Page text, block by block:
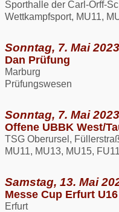
Sporthalle der Carl-Orff-
Wettkampfsport, MU11,
Sonntag, 7. Mai
Dan Prüfung
Marburg
Prüfungswesen
Sonntag, 7. Mai
Offene UBBK West/
TSG Oberursel,
MU11, MU13, MU15,
Samstag, 13. Mai
Messe Cup Erfurt U16
Erfurt